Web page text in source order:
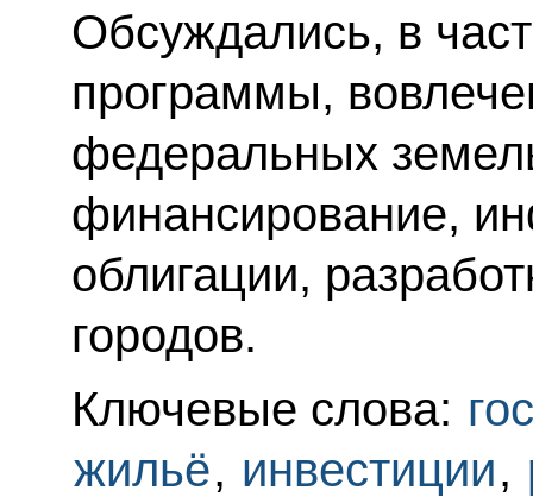
Обсуждались, в
программы,
федеральных
финансирование,
облигации,
городов.
Ключевые слова:
жильё, инвестиции,